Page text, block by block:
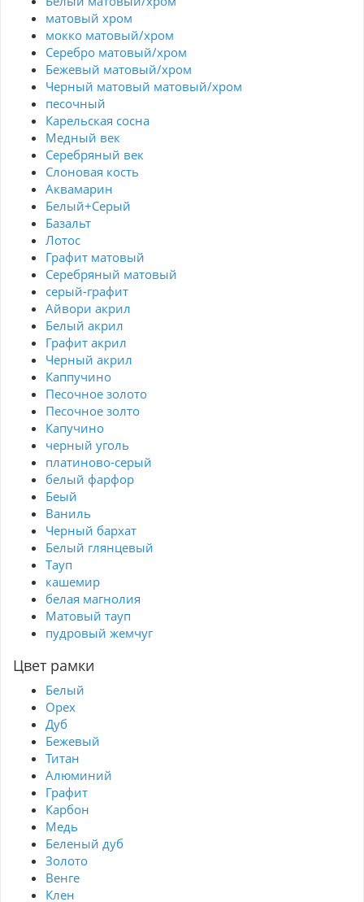
матовый хром
мокко матовый/хром
Серебро матовый/хром
Бежевый матовый/хром
Черный матовый матовый/хром
песочный
Карельская сосна
Медный век
Серебряный век
Cлоновая кость
Аквамарин
Белый+Серый
Базальт
Лотос
Графит матовый
Серебряный матовый
серый-графит
Айвори акрил
Белый акрил
Графит акрил
Черный акрил
Каппучино
Песочное золото
Песочное золто
Капучино
черный уголь
платиново-серый
белый фарфор
Беый
Ваниль
Черный бархат
Белый глянцевый
Тауп
кашемир
белая магнолия
Матовый тауп
пудровый жемчуг
Цвет рамки
Белый
Орех
Дуб
Бежевый
Титан
Алюминий
Графит
Карбон
Медь
Беленый дуб
Золото
Венге
Клен